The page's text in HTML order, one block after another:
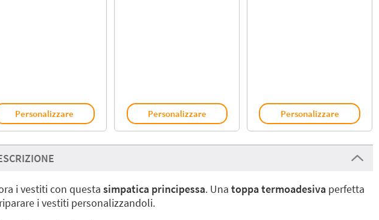
Personalizzare Personalizzare Personalizzare
i vestiti con questa simpatica principessa. Una toppa termoadesivaperfetta
i vestiti personalizzandoli.